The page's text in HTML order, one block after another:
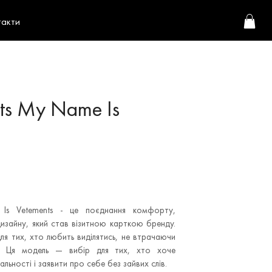
My Name Is
Vetements - це поєднання комфорту,
який став візитною карткою бренду.
тих, хто любить виділятись, не втрачаючи
Ця модель — вибір для тих, хто хоче
і заявити про себе без зайвих слів.